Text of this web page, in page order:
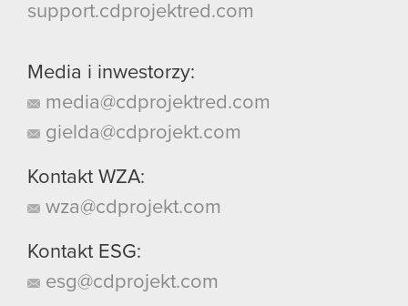
support.cdprojektred.com
Media i inwestorzy:
media@cdprojektred.com
gielda@cdprojekt.com
Kontakt WZA:
wza@cdprojekt.com
Kontakt ESG:
esg@cdprojekt.com